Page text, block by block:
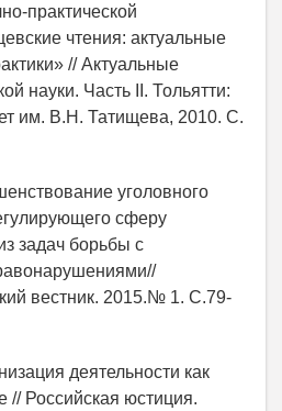
практической
чтения: актуальные
// Актуальные
науки. Часть II. Тольятти:
им. В.Н. Татищева, 2010. С.
уголовного
сферу
задач борьбы с
вестник. 2015.№ 1. С.79-
деятельности как
// Российская юстиция.